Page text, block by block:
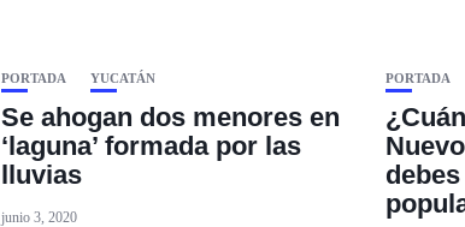
PORTADA YUCATÁN
Se ahogan dos menores en
‘laguna’ formada por las
lluvias
junio 3, 2020
PORTADA